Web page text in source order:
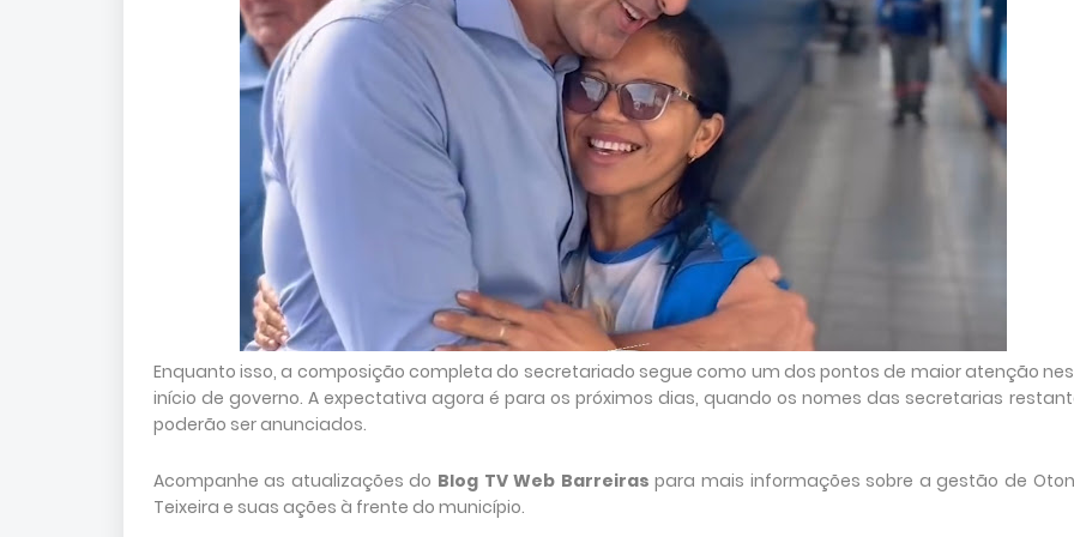
Enquanto isso, a composição completa do secretariado segue como um dos pontos de maior atenção
início de governo. A expectativa agora é para os próximos dias, quando os nomes das secretarias
poderão ser anunciados.
Acompanhe as atualizações do Blog TV Web Barreiras para mais informações sobre a gestão de
Teixeira e suas ações à frente do município.